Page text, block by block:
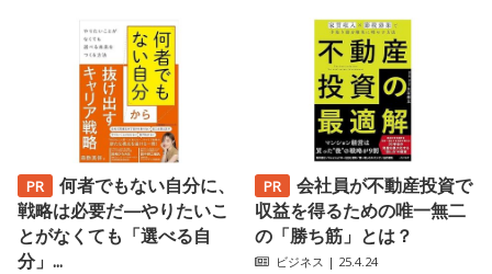
何者でもない自分に、
戦略は必要だ—やりたいこ
とがなくても「選べる自
分」...
会社員が不動産投資で
収益を得るための唯一無二
の「勝ち筋」とは？
ビジネス | 25.4.24